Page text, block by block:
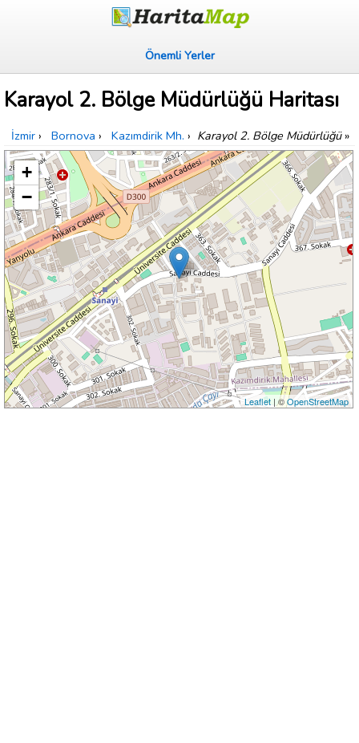
Önemli Yerler
Karayol 2. Bölge Müdürlüğü Haritası
İzmir › Bornova › Kazımdirik Mh. › Karayol 2. Bölge Müdürlüğü»
+
−
Leaflet| ©OpenStreetMap